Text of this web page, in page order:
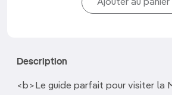
Description
<b>Le guide parfait pour visiter la